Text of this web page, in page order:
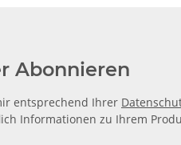
Abonnieren
entsprechend Ihrer
Informationen zu Ihrem